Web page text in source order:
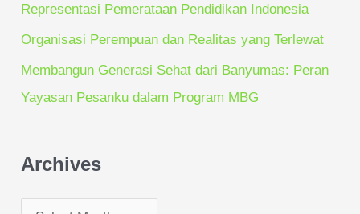
Representasi Pemerataan Pendidikan Indonesia
Organisasi Perempuan dan Realitas yang Terlewat
Membangun Generasi Sehat dari Banyumas: Peran
Yayasan Pesanku dalam Program MBG
Archives